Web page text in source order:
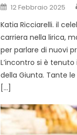
12 Febbraio 2025
Katia Ricciarelli. il
carriera nella lirica,
per parlare di nuovi
L’incontro si è
della Giunta. Tante
[…]